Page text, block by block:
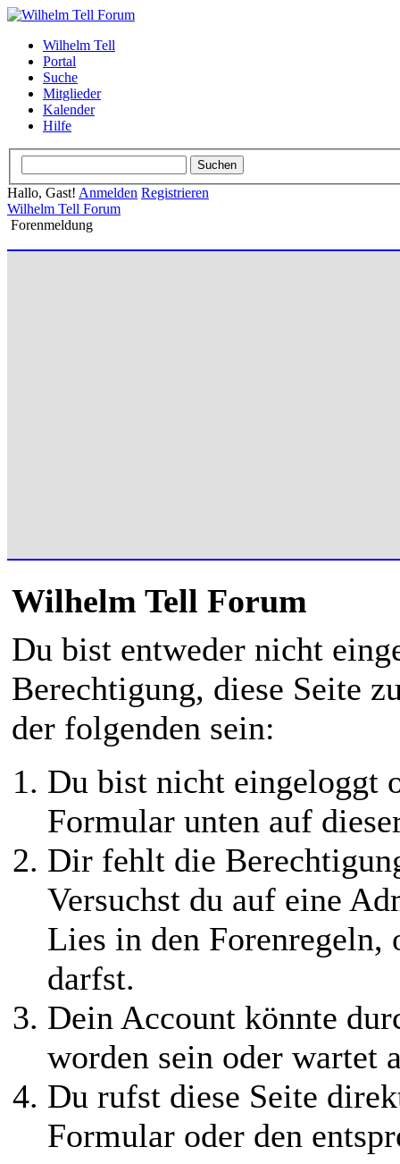
Wilhelm Tell
Portal
Suche
Mitglieder
Kalender
Hilfe
Hallo, Gast! Anmelden Registrieren
Wilhelm Tell Forum
Forenmeldung
Wilhelm Tell Forum
Du bist entweder nicht
Berechtigung, diese Seite
der folgenden sein:
Du bist nicht eingeloggt
Formular unten auf
Dir fehlt die
Versuchst du auf eine
Lies in den Forenregeln,
darfst.
Dein Account könnte
worden sein oder wartet
Du rufst diese Seite
Formular oder den